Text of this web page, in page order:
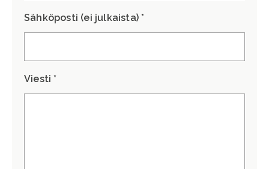
Sähköposti (ei julkaista) *
Viesti *